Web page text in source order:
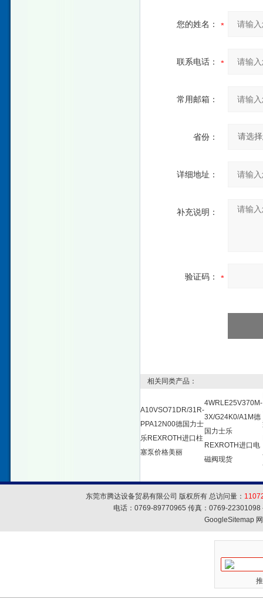
您的姓名：
联系电话：
常用邮箱：
省份：
详细地址：
补充说明：
验证码：
相关同类产品：
A10VSO71DR/31R-
PPA12N00德国力士
乐REXROTH进口柱
塞泵价格美丽
4WRLE25V370M-
3X/G24K0/A1M德
国力士乐
REXROTH进口电
磁阀现货
东莞市腾达设备贸易有限公司 版权所有 总访问量：
电话：0769-89770965 传真：0769-
GoogleSitemap网